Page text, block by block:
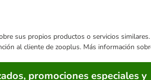
sus propios productos o servicios
al cliente de zooplus. Más información
promociones especiales y